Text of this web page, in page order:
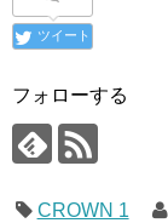
ツイート
フォローする
CROWN 1